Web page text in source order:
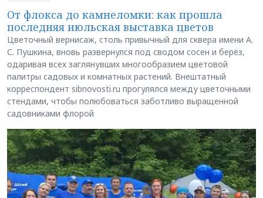
От флокса до камнеломки: как прошла
последняя июльская выставка цветов
Цветочный вернисаж, столь привычный для сквера имени А.
С. Пушкина, вновь развернулся под сводом сосен и берёз,
одаривая всех заглянувших многообразием цветовой
палитры садовых и комнатных растений. Внештатный
корреспондент sibnovosti.ru прогулялся между цветочными
стендами, чтобы полюбоваться заботливо выращенной
садовниками флорой